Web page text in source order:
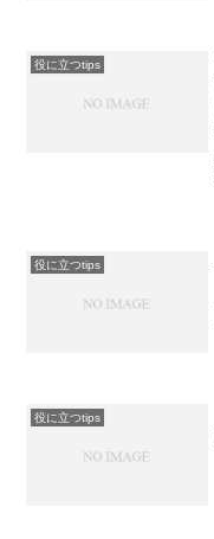
役に立つtips
役に立つtips
役に立つtips